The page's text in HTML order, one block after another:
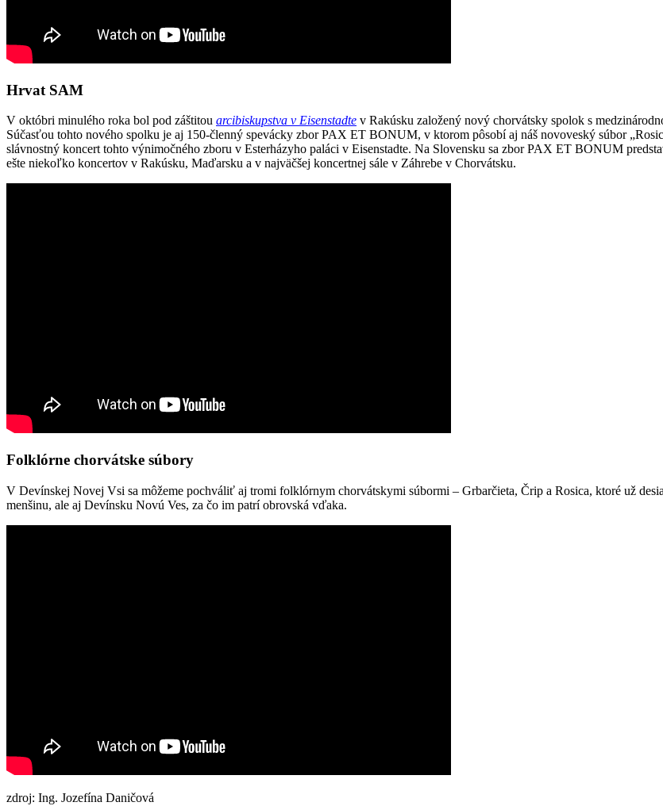
Hrvat SAM
V októbri minulého roka bol pod záštitou arcibiskupstva v Eisenstadte v Rakúsku založený nový chorvátsky spolok s
Súčasťou tohto nového spolku je aj 150-členný spevácky zbor PAX ET BONUM, v ktorom pôsobí aj náš novoveský súbor
slávnostný koncert tohto výnimočného zboru v Esterházyho paláci v Eisenstadte. Na Slovensku sa zbor PAX ET BONUM
ešte niekoľko koncertov v Rakúsku, Maďarsku a v najväčšej koncertnej sále v Záhrebe v Chorvátsku.
Folklórne chorvátske súbory
V Devínskej Novej Vsi sa môžeme pochváliť aj tromi folklórnym chorvátskymi súbormi – Grbarčieta, Črip a Rosica, ktoré už
menšinu, ale aj Devínsku Novú Ves, za čo im patrí obrovská vďaka.
zdroj: Ing. Jozefína Daničová